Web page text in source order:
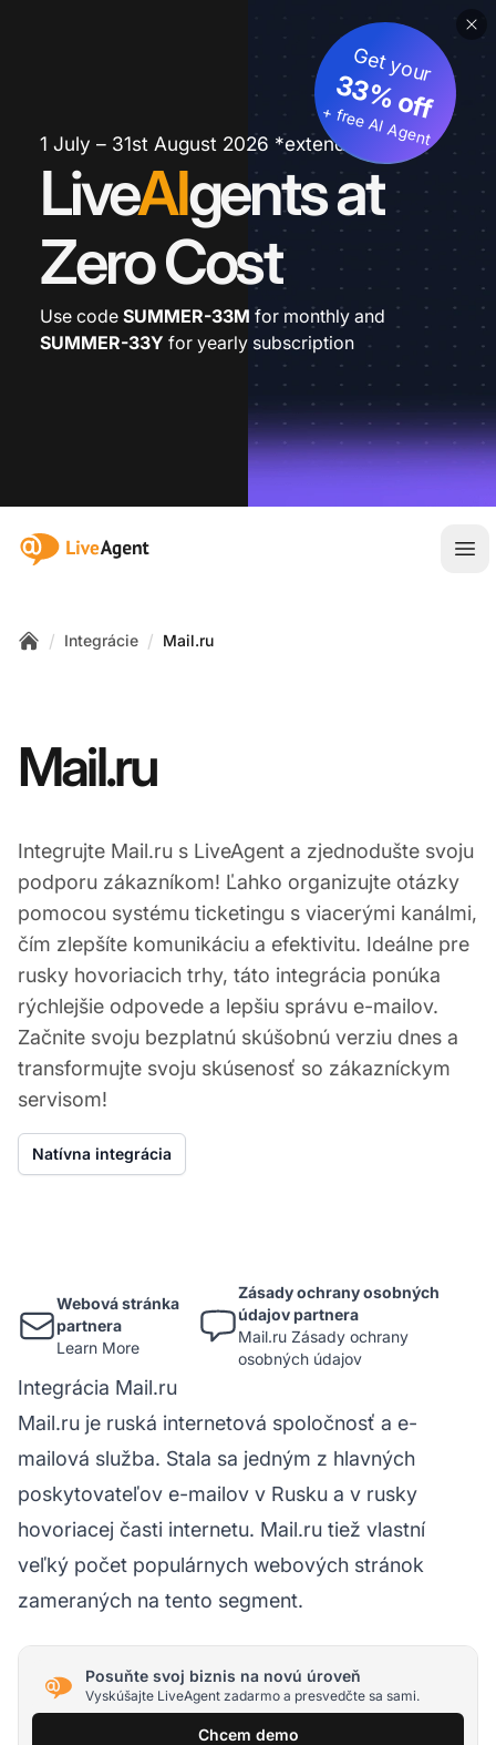
1 July – 31st August 2026 *extended
LiveAIgents at
Zero Cost
Get your
33% off
+ free AI Agent
Use code SUMMER-33M for monthly and
SUMMER-33Y for yearly subscription
:site.title
/ Integrácie / Mail.ru
Mail.ru
Integrujte Mail.ru s LiveAgent a zjednodušte svoju
podporu zákazníkom! Ľahko organizujte otázky
pomocou systému ticketingu s viacerými kanálmi,
čím zlepšíte komunikáciu a efektivitu. Ideálne pre
rusky hovoriacich trhy, táto integrácia ponúka
rýchlejšie odpovede a lepšiu správu e-mailov.
Začnite svoju bezplatnú skúšobnú verziu dnes a
transformujte svoju skúsenosť so zákazníckym
servisom!
Natívna integrácia
Webová stránka
partnera
Learn More
Zásady ochrany osobných
údajov partnera
Mail.ru Zásady ochrany
osobných údajov
Integrácia Mail.ru
Mail.ru je ruská internetová spoločnosť a e-
mailová služba. Stala sa jedným z hlavných
poskytovateľov e-mailov v Rusku a v rusky
hovoriacej časti internetu. Mail.ru tiež vlastní
veľký počet populárnych webových stránok
zameraných na tento segment.
Posuňte svoj biznis na novú úroveň
Vyskúšajte LiveAgent zadarmo a presvedčte sa sami.
Chcem demo